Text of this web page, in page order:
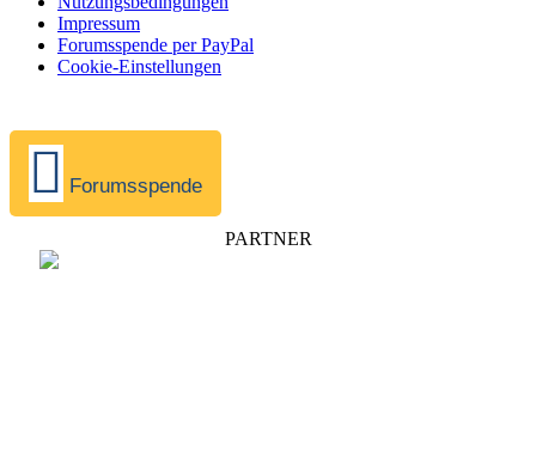
Impressum
Forumsspende per PayPal
Cookie-Einstellungen
Forumsspende
PARTNER